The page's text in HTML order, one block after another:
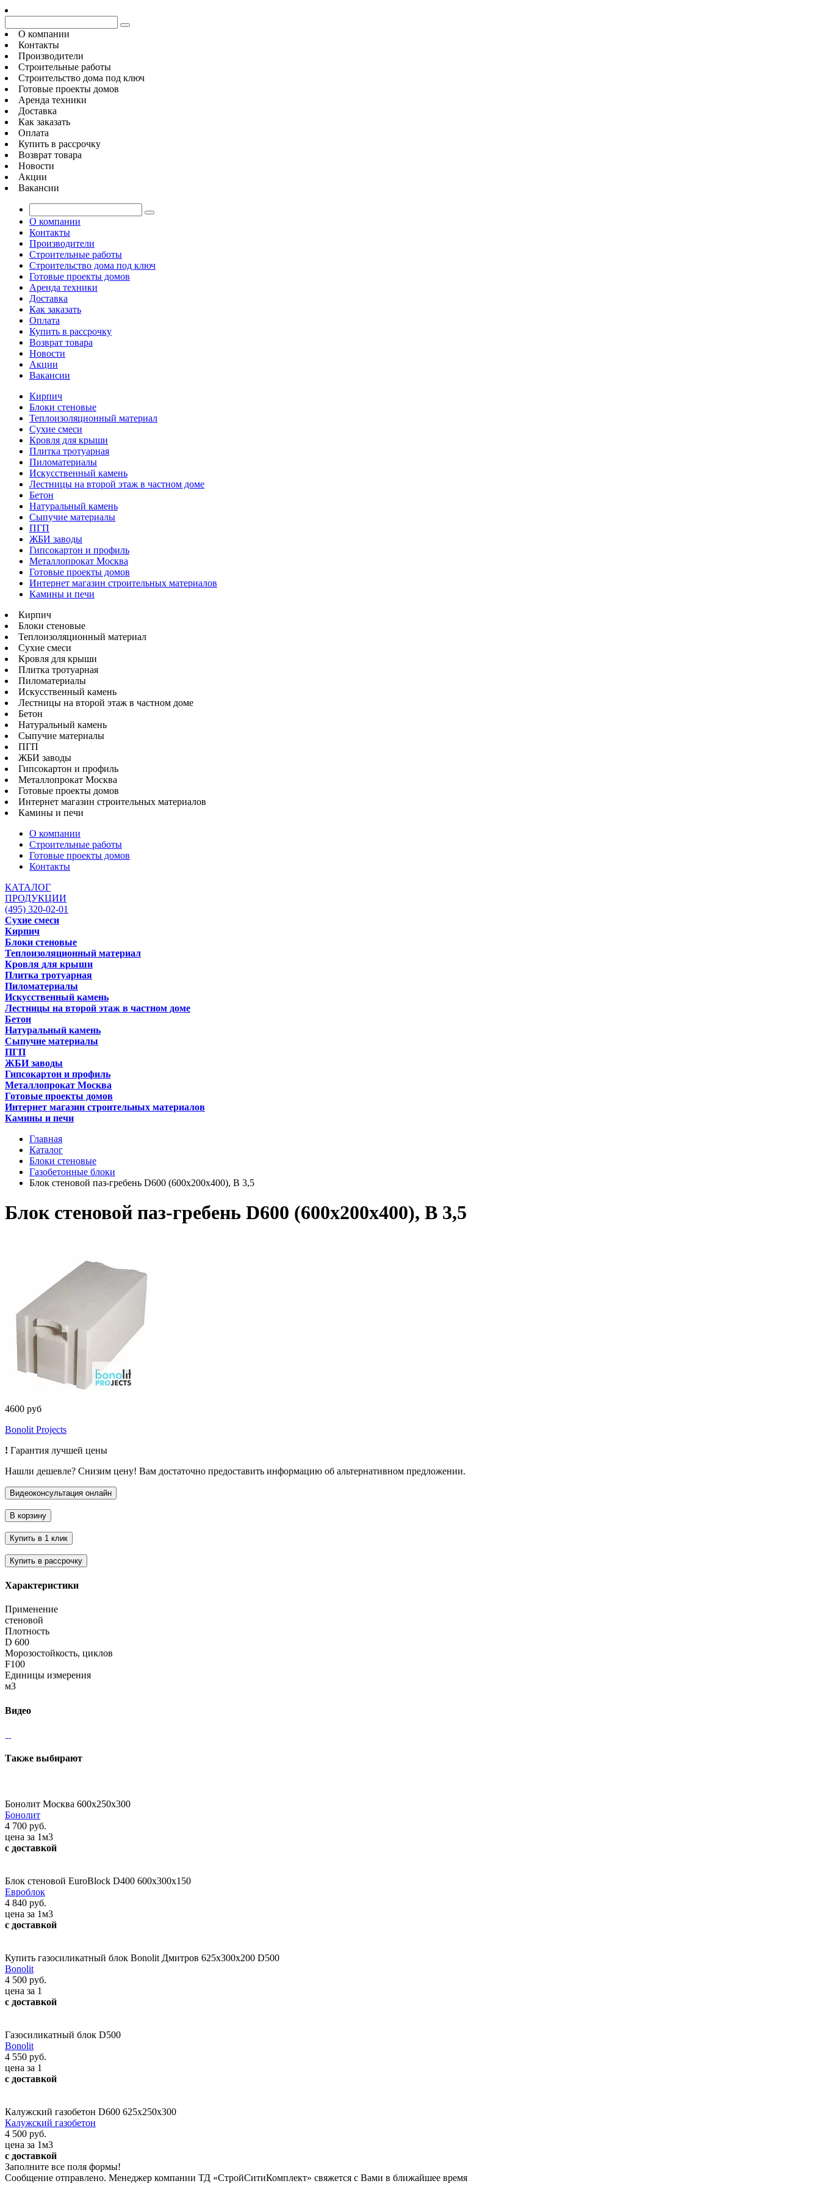
О компании
Контакты
Производители
Строительные работы
Строительство дома под ключ
Готовые проекты домов
Аренда техники
Доставка
Как заказать
Оплата
Купить в рассрочку
Возврат товара
Новости
Акции
Вакансии
О компании
Контакты
Производители
Строительные работы
Строительство дома под ключ
Готовые проекты домов
Аренда техники
Доставка
Как заказать
Оплата
Купить в рассрочку
Возврат товара
Новости
Акции
Вакансии
Кирпич
Блоки стеновые
Теплоизоляционный материал
Сухие смеси
Кровля для крыши
Плитка тротуарная
Пиломатериалы
Искусственный камень
Лестницы на второй этаж в частном доме
Бетон
Натуральный камень
Сыпучие материалы
ПГП
ЖБИ заводы
Гипсокартон и профиль
Металлопрокат Москва
Готовые проекты домов
Интернет магазин строительных материалов
Камины и печи
Кирпич
Блоки стеновые
Теплоизоляционный материал
Сухие смеси
Кровля для крыши
Плитка тротуарная
Пиломатериалы
Искусственный камень
Лестницы на второй этаж в частном доме
Бетон
Натуральный камень
Сыпучие материалы
ПГП
ЖБИ заводы
Гипсокартон и профиль
Металлопрокат Москва
Готовые проекты домов
Интернет магазин строительных материалов
Камины и печи
О компании
Строительные работы
Готовые проекты домов
Контакты
КАТАЛОГ
ПРОДУКЦИИ
(495) 320-02-01
Сухие смеси
Кирпич
Блоки стеновые
Теплоизоляционный материал
Кровля для крыши
Плитка тротуарная
Пиломатериалы
Искусственный камень
Лестницы на второй этаж в частном доме
Бетон
Натуральный камень
Сыпучие материалы
ПГП
ЖБИ заводы
Гипсокартон и профиль
Металлопрокат Москва
Готовые проекты домов
Интернет магазин строительных материалов
Камины и печи
Главная
Каталог
Блоки стеновые
Газобетонные блоки
Блок стеновой паз-гребень D600 (600х200х400), В 3,5
Блок стеновой паз-гребень D600 (600х200х400), В 3,5
4600 руб
Bonolit Projects
! Гарантия лучшей цены
Нашли дешевле? Снизим цену! Вам достаточно предоставить информацию об альтернативном предложении.
Характеристики
Применение
стеновой
Плотность
D 600
Морозостойкость, циклов
F100
Единицы измерения
м3
Видео
Также выбирают
Бонолит Москва 600х250х300
Бонолит
4 700 руб.
цена за 1м3
с доставкой
Блок стеновой EuroBlock D400 600x300x150
Евроблок
4 840 руб.
цена за 1м3
с доставкой
Купить газосиликатный блок Bonolit Дмитров 625х300х200 D500
Bonolit
4 500 руб.
цена за 1
с доставкой
Газосиликатный блок D500
Bonolit
4 550 руб.
цена за 1
с доставкой
Калужский газобетон D600 625х250х300
Калужский газобетон
4 500 руб.
цена за 1м3
с доставкой
Заполните все поля формы!
Сообщение отправлено. Менеджер компании ТД «СтройСитиКомплект» свяжется с Вами в ближайшее время